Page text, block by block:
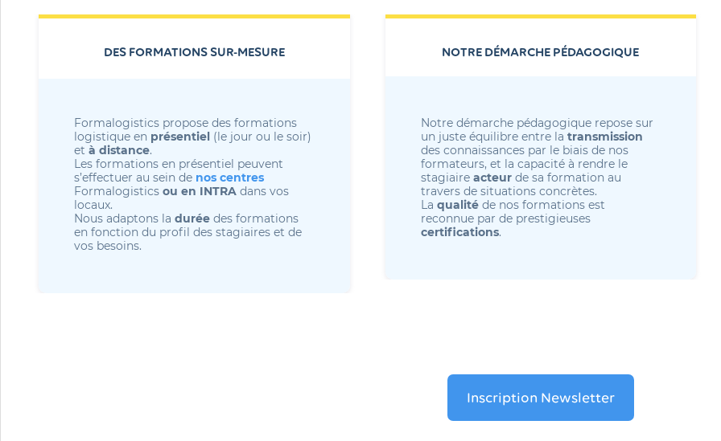
DES FORMATIONS SUR-MESURE
Formalogistics propose des formations
logistique en présentiel (le jour ou le soir)
et à distance.
Les formations en présentiel peuvent
s’effectuer au sein de nos centres
Formalogistics ou en INTRA dans vos
locaux.
Nous adaptons la durée des formations
en fonction du profil des stagiaires et de
vos besoins.
NOTRE DÉMARCHE PÉDAGOGIQUE
Notre démarche pédagogique repose sur
un juste équilibre entre la transmission
des connaissances par le biais de nos
formateurs, et la capacité à rendre le
stagiaire acteur de sa formation au
travers de situations concrètes.
La qualité de nos formations est
reconnue par de prestigieuses
certifications.
Inscription Newsletter